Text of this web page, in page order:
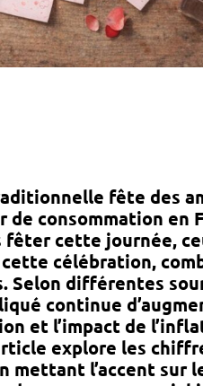
fête des
consommation en
fêter cette journée,
célébration,
. Selon différentes
continue
et l’impact de
explore les
mettant l’accent sur